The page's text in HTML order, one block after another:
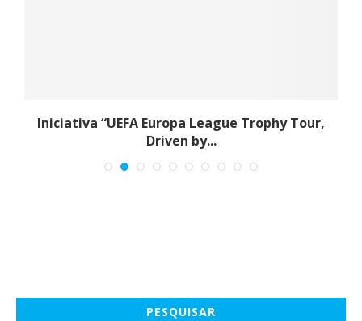
Iniciativa “UEFA Europa League Trophy Tour,
Driven by...
PESQUISAR